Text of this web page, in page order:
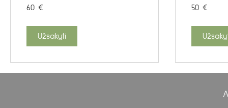
eurų
60 €
Užsakyti
eurų
50 €